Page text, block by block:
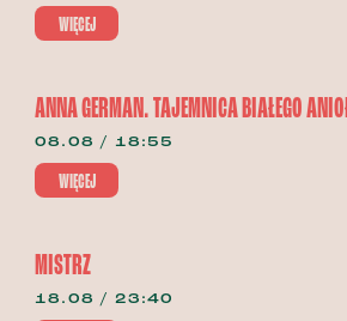
WIĘCEJ
ANNA GERMAN. TAJEMNICA BIAŁEGO
08.08 / 18:55
WIĘCEJ
MISTRZ
18.08 / 23:40